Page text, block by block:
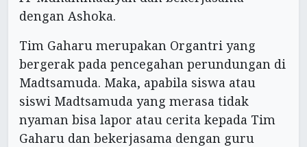
dengan Ashoka.
Tim Gaharu merupakan Organtri yang
bergerak pada pencegahan perundungan di
Madtsamuda. Maka, apabila siswa atau
siswi Madtsamuda yang merasa tidak
nyaman bisa lapor atau cerita kepada Tim
Gaharu dan bekerjasama dengan guru